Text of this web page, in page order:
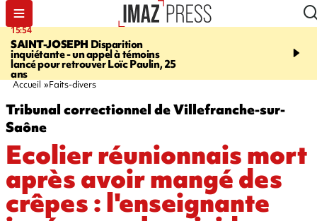
15:54
SAINT-JOSEPH Disparition
inquiétante - un appel à témoins
lancé pour retrouver Loïc Paulin, 25
ans
17:52
dimanche pour
Accueil Faits-divers
Tribunal correctionnel de Villefranche-sur-
Saône
Ecolier réunionnais mort
après avoir mangé des
crêpes : l'enseignante